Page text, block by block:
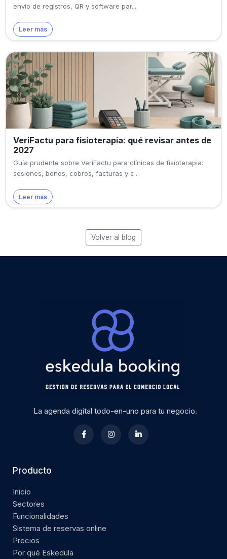
envío de registros, QR y software par...
Leer más
VeriFactu para fisioterapia: qué revisar antes de
2027
Guía prudente sobre VeriFactu para clínicas de fisioterapia:
sesiones, bonos, cobros, facturas y c...
Leer más
Volver al blog
La agenda digital todo-en-uno para tu negocio.
Producto
Inicio
Sectores
Funcionalidades
Sistema de reservas online
Precios
Por qué Eskedula